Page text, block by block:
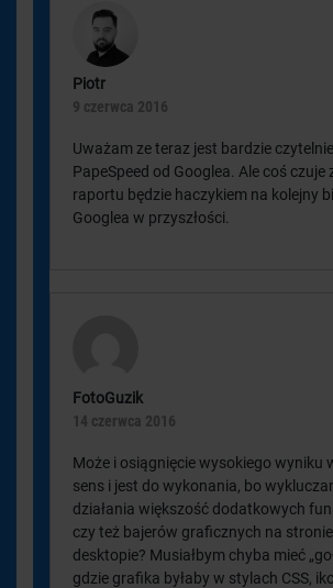
Piotr
9 czerwca 2016
Uważam ze teraz jest bardzie
PapeSpeed od Googlea. Ale coś czuje
raportu będzie haczykiem na kolejny
Googlea w przyszłości.
FotoGuzik
14 czerwca 2016
Może i osiągnięcie wysokiego wyniku
sens i jest do wykonania, bo
działania większość dodatkowych
czy też bajerów graficznych na
desktopie? Musiałbym chyba mieć
gdzie grafika byłaby w stylach CSS,